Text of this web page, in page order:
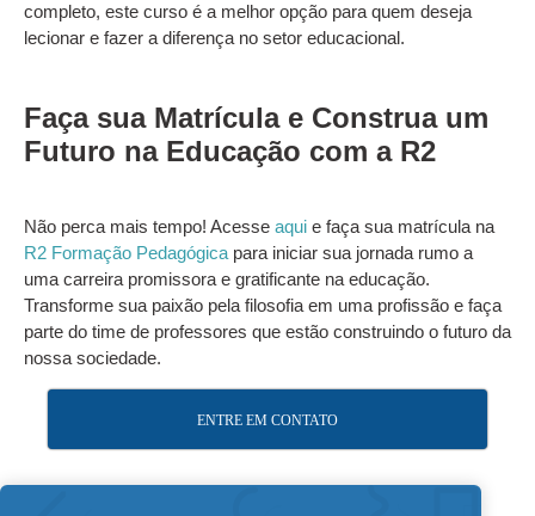
completo, este curso é a melhor opção para quem deseja
lecionar e fazer a diferença no setor educacional.
Faça sua Matrícula e Construa um
Futuro na Educação com a R2
Não perca mais tempo! Acesse aqui e faça sua matrícula na
R2 Formação Pedagógicapara iniciar sua jornada rumo a
uma carreira promissora e gratificante na educação.
Transforme sua paixão pela filosofia em uma profissão e faça
parte do time de professores que estão construindo o futuro da
nossa sociedade.
ENTRE EM CONTATO